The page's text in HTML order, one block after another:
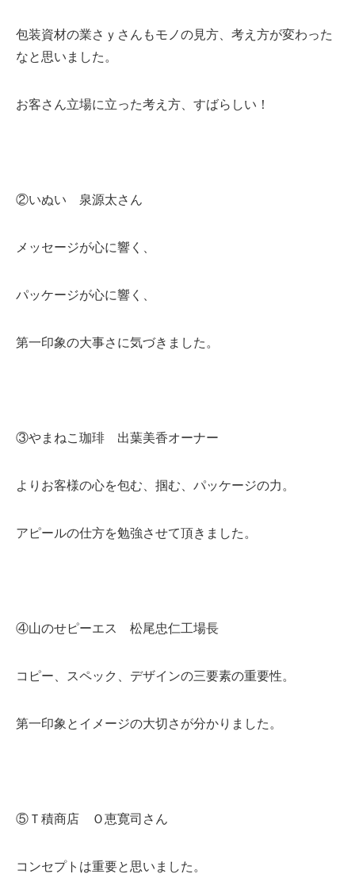
包装資材の業さｙさんもモノの見方、考え方が変わった
なと思いました。
お客さん立場に立った考え方、すばらしい！
②いぬい 泉源太さん
メッセージが心に響く、
パッケージが心に響く、
第一印象の大事さに気づきました。
③やまねこ珈琲 出葉美香オーナー
よりお客様の心を包む、掴む、パッケージの力。
アピールの仕方を勉強させて頂きました。
④山のせピーエス 松尾忠仁工場長
コピー、スペック、デザインの三要素の重要性。
第一印象とイメージの大切さが分かりました。
⑤Ｔ積商店 Ｏ恵寛司さん
コンセプトは重要と思いました。